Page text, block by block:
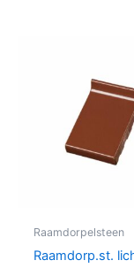
Raamdorpelsteen
Raamdorp.st.